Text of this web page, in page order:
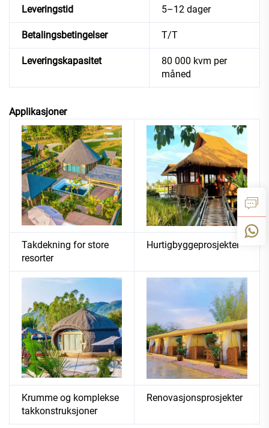
Leveringstid 5–12 dager
Betalingsbetingelser T/T
Leveringskapasitet
80 000 kvm per
måned
Applikasjoner
Takdekning for store
resorter
Hurtigbyggeprosjekter
Krumme og komplekse
takkonstruksjoner
Renovasjonsprosjekter